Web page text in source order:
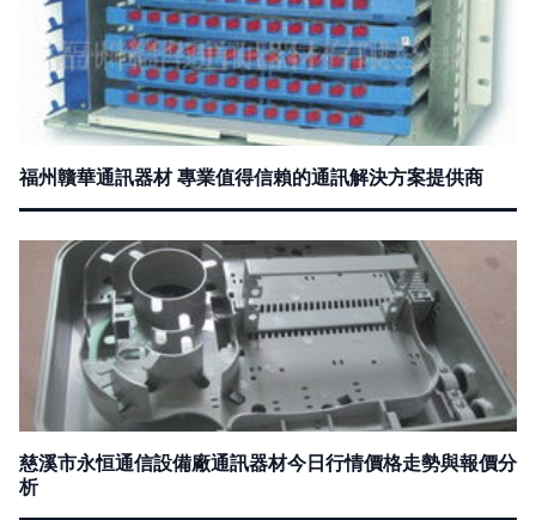
福州贛華通訊器材 專業值得信賴的通訊解決方案提供商
慈溪市永恒通信設備廠通訊器材今日行情價格走勢與報價分
析